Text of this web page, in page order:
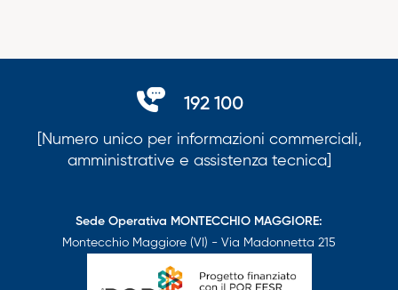
192 100
[Numero unico per informazioni commerciali,
amministrative e assistenza tecnica]
Sede Operativa MONTECCHIO MAGGIORE:
Montecchio Maggiore (VI) - Via Madonnetta 215